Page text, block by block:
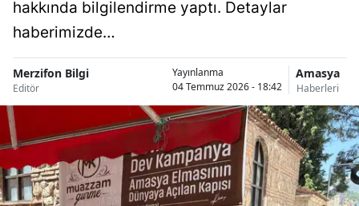
hakkında bilgilendirme yaptı. Detaylar
haberimizde…
Merzifon Bilgi
Editör
Yayınlanma
04 Temmuz 2026 - 18:42
Amasya
Haberleri